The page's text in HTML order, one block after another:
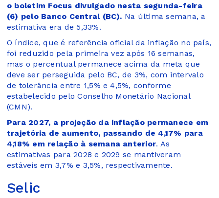
o boletim Focus divulgado nesta segunda-feira
(6) pelo Banco Central (BC). Na última semana, a
estimativa era de 5,33%.
O índice, que é referência oficial da inflação no país,
foi reduzido pela primeira vez após 16 semanas,
mas o percentual permanece acima da meta que
deve ser perseguida pelo BC, de 3%, com intervalo
de tolerância entre 1,5% e 4,5%, conforme
estabelecido pelo Conselho Monetário Nacional
(CMN).
Para 2027, a projeção da inflação permanece em
trajetória de aumento, passando de 4,17% para
4,18% em relação à semana anterior. As
estimativas para 2028 e 2029 se mantiveram
estáveis em 3,7% e 3,5%, respectivamente.
Selic